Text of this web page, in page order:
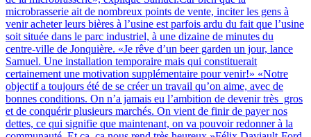
microbrasserie ait de nombreux points de vente, inciter les gens à
venir acheter leurs bières à l’usine est parfois ardu du fait que l’usine
soit située dans le parc industriel, à une dizaine de minutes du
centre-ville de Jonquière. «Je rêve d’un beer garden un jour, lance
Samuel. Une installation temporaire mais qui constituerait
certainement une motivation supplémentaire pour venir!» «Notre
objectif a toujours été de se créer un travail qu’on aime, avec de
bonnes conditions. On n’a jamais eu l’ambition de devenir très gros
et de conquérir plusieurs marchés. On vient de finir de payer nos
dettes, ce qui signifie que maintenant, on va pouvoir redonner à la